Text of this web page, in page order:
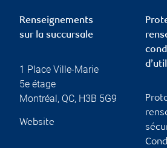
Renseignements
sur la succursale
1 Place Ville-Marie
5e étage
Montréal, QC, H3B 5G9
Website